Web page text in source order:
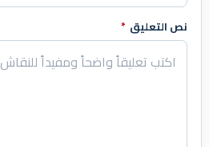
نص التعليق *